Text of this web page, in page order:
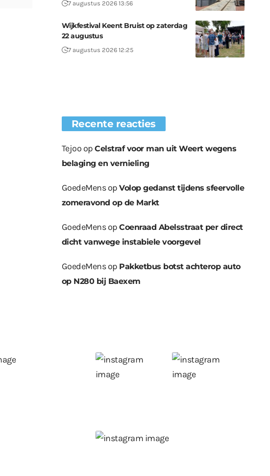
7 augustus 2026 13:56
Wijkfestival Keent Bruist op zaterdag
22 augustus
7 augustus 2026 12:25
Recente reacties
Tejoo opCelstraf voor man uit Weert wegens
belaging en vernieling
GoedeMensopVolop gedanst tijdens sfeervolle
zomeravond op de Markt
GoedeMensopCoenraad Abelsstraat per direct
dicht vanwege instabiele voorgevel
GoedeMensop Pakketbus botst achterop auto
op N280 bij Baexem